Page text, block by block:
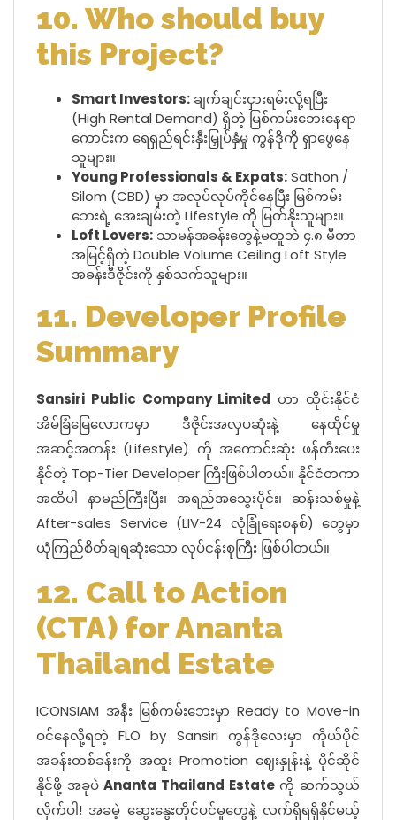
10. Who should buy
this Project?
Smart Investors: ချက်ချင်းငှားရမ်းလို့ရပြီး
(High Rental Demand) ရှိတဲ့ မြစ်ကမ်းဘေးနေရာ
ကောင်းက ရေရှည်ရင်းနှီးမြှုပ်နှံမှု ကွန်ဒိုကို ရှာဖွေနေ
သူများ။
Young Professionals & Expats:Sathon /
Silom (CBD) မှာ အလုပ်လုပ်ကိုင်နေပြီး မြစ်ကမ်း
ဘေးရဲ့ အေးချမ်းတဲ့ Lifestyle ကို မြတ်နိုးသူများ။
Loft Lovers: သာမန်အခန်းတွေနဲ့မတူဘဲ ၄.၈ မီတာ
အမြင့်ရှိတဲ့ Double Volume Ceiling Loft Style
အခန်းဒီဇိုင်းကို နှစ်သက်သူများ။
11. Developer Profile
Summary
Sansiri Public Company Limited ဟာ ထိုင်းနိုင်ငံ
အိမ်ခြံမြေလောကမှာ ဒီဇိုင်းအလှပဆုံးနဲ့ နေထိုင်မှု
အဆင့်အတန်း (Lifestyle) ကို အကောင်းဆုံး ဖန်တီးပေး
နိုင်တဲ့ Top-Tier Developer ကြီးဖြစ်ပါတယ်။ နိုင်ငံတကာ
အထိပါ နာမည်ကြီးပြီး၊ အရည်အသွေးပိုင်း၊ ဆန်းသစ်မှုနဲ့
After-sales Service (LIV-24 လုံခြုံရေးစနစ်) တွေမှာ
ယုံကြည်စိတ်ချရဆုံးသော လုပ်ငန်းစုကြီး ဖြစ်ပါတယ်။
12. Call to Action
(CTA) for Ananta
Thailand Estate
ICONSIAM အနီး မြစ်ကမ်းဘေးမှာ Ready to Move-in
ဝင်နေလို့ရတဲ့ FLO by Sansiri ကွန်ဒိုလေးမှာ ကိုယ်ပိုင်
အခန်းတစ်ခန်းကို အထူး Promotion ဈေးနှုန်းနဲ့ ပိုင်ဆိုင်
နိုင်ဖို့ အခုပဲAnanta Thailand Estateကို ဆက်သွယ်
လိုက်ပါ! အခမဲ့ ဆွေးနွေးတိုင်ပင်မှုတွေနဲ့ လက်ရှိရရှိနိုင်မယ့်